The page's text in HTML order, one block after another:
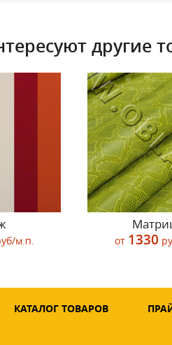
другие
м.п. от 1330
КАТАЛОГ ТОВАРОВ